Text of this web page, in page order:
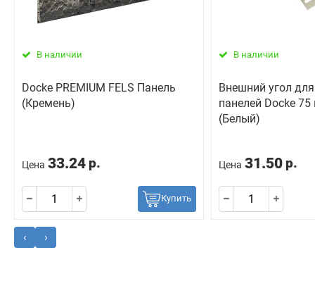
В наличии
Docke PREMIUM FELS Панель
(Кремень)
Цена 33.24 р.
Купить
В наличии
Внешний угол
панелей Docke
(Белый)
Цена 31.50 р.
‹ ›